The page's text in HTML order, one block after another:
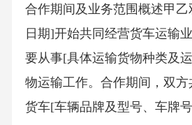
合作期间及业务范围概述甲
日期]开始共同经营货车运输
要从事[具体运输货物种类及
物运输工作。合作期间，双方
货车[车辆品牌及型号、车牌